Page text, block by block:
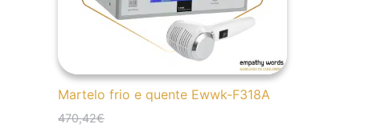
Martelo frio e quente Ewwk-F318A
470,42€